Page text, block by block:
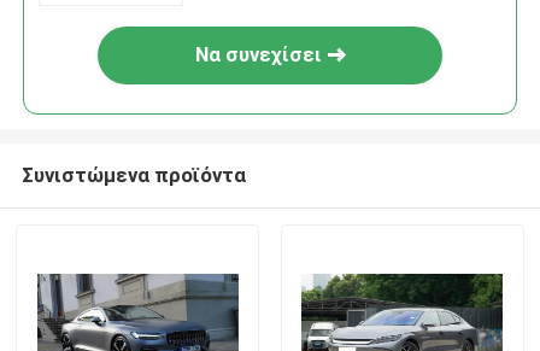
Να συνεχίσει
Συνιστώμενα προϊόντα